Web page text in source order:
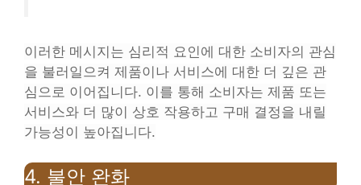
이러한 메시지는 심리적 요인에 대한 소비자의 관심
을 불러일으켜 제품이나 서비스에 대한 더 깊은 관
심으로 이어집니다. 이를 통해 소비자는 제품 또는
서비스와 더 많이 상호 작용하고 구매 결정을 내릴
가능성이 높아집니다.
4. 불안 완화